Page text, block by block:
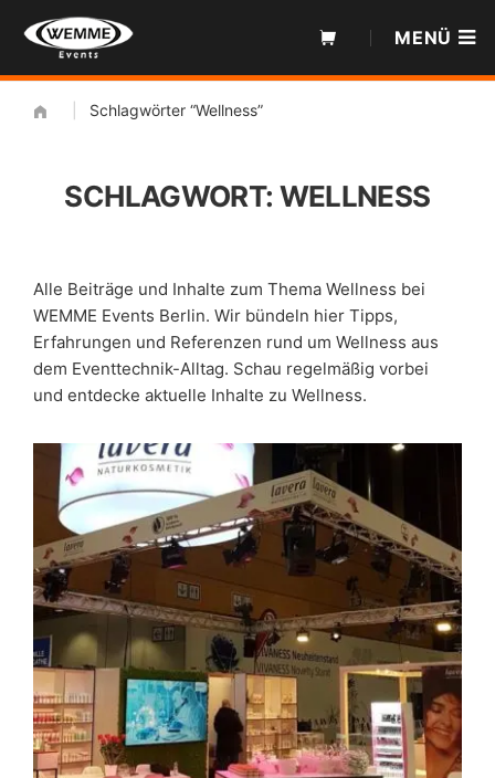
Inhalt
MENÜ
Schlagwörter “Wellness”
SCHLAGWORT: WELLNESS
Alle Beiträge und Inhalte zum Thema Wellness bei
WEMME Events Berlin. Wir bündeln hier Tipps,
Erfahrungen und Referenzen rund um Wellness aus
dem Eventtechnik-Alltag. Schau regelmäßig vorbei
und entdecke aktuelle Inhalte zu Wellness.